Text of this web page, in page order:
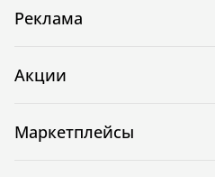
Реклама
Акции
Маркетплейсы